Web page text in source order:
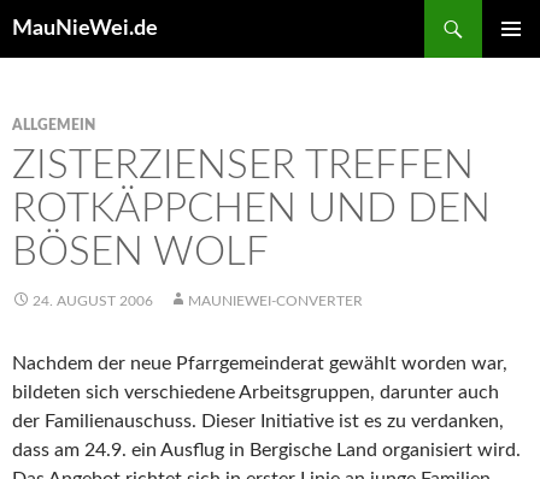
MauNieWei.de
ALLGEMEIN
ZISTERZIENSER TREFFEN
ROTKÄPPCHEN UND DEN
BÖSEN WOLF
24. AUGUST 2006 MAUNIEWEI-CONVERTER
Nachdem der neue Pfarrgemeinderat gewählt worden war,
bildeten sich verschiedene Arbeitsgruppen, darunter auch
der Familienauschuss. Dieser Initiative ist es zu verdanken,
dass am 24.9. ein Ausflug in Bergische Land organisiert wird.